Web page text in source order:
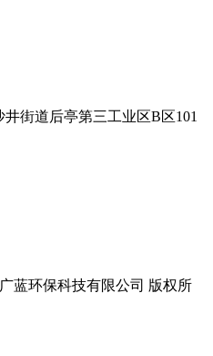
街道后亭第三工业区B区101
蓝环保科技有限公司 版权所